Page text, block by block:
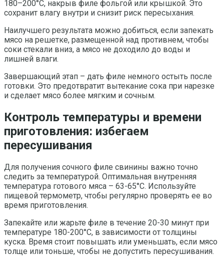
180–200°C, накрыв филе фольгой или крышкой. Это
сохранит влагу внутри и снизит риск пересыхания.
Наилучшего результата можно добиться, если запекать
мясо на решетке, размещенной над противнем, чтобы
соки стекали вниз, а мясо не доходило до воды и
лишней влаги.
Завершающий этап – дать филе немного остыть после
готовки. Это предотвратит вытекание сока при нарезке
и сделает мясо более мягким и сочным.
Контроль температуры и времени
приготовления: избегаем
пересушивания
Для получения сочного филе свинины важно точно
следить за температурой. Оптимальная внутренняя
температура готового мяса – 63-65°C. Используйте
пищевой термометр, чтобы регулярно проверять ее во
время приготовления.
Запекайте или жарьте филе в течение 20-30 минут при
температуре 180-200°C, в зависимости от толщины
куска. Время стоит повышать или уменьшать, если мясо
толще или тоньше, чтобы не допустить пересушивания.